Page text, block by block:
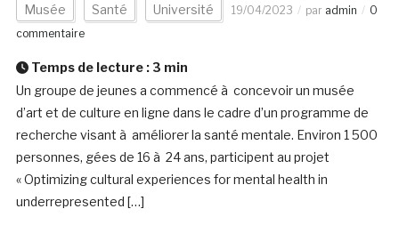
Musée Santé Université 19/04/2023 par admin
0
commentaire
Temps de lecture : 3 min
Un groupe de jeunes a commencé à concevoir un musée
d’art et de culture en ligne dans le cadre d’un programme de
recherche visant à améliorer la santé mentale. Environ 1 500
personnes, gées de 16 à 24 ans, participent au projet
« Optimizing cultural experiences for mental health in
underrepresented […]